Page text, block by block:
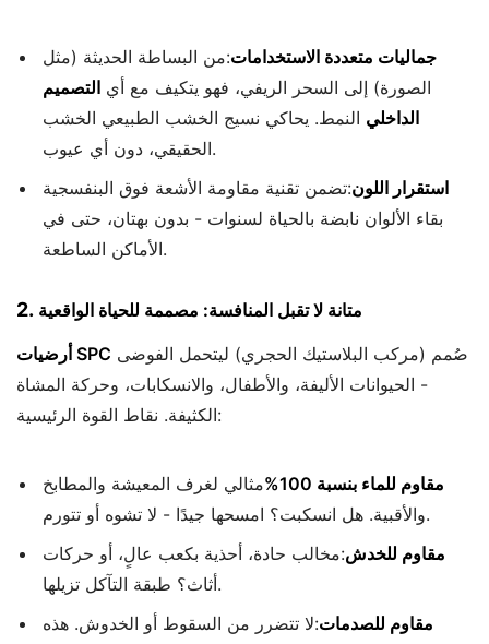
جماليات متعددة الاستخدامات:من البساطة الحديثة (مثل
الصورة) إلى السحر الريفي، فهو يتكيف مع أي التصميم
الداخلي النمط. يحاكي نسيج الخشب الطبيعي الخشب
الحقيقي، دون أي عيوب.
استقرار اللون:تضمن تقنية مقاومة الأشعة فوق البنفسجية
بقاء الألوان نابضة بالحياة لسنوات - بدون بهتان، حتى في
الأماكن الساطعة.
2. متانة لا تقبل المنافسة: مصممة للحياة الواقعية
أرضيات SPC
- الحيوانات الأليفة، والأطفال، والانسكابات، وحركة المشاة
الكثيفة. نقاط القوة الرئيسية:
مقاوم للماء بنسبة 100%
مثالي لغرف المعيشة والمطابخ
والأقبية. هل انسكبت؟ امسحها جيدًا - لا تشوه أو تتورم.
مقاوم للخدش:مخالب حادة، أحذية بكعب عالٍ، أو حركات
أثاث؟ طبقة التآكل تزيلها.
مقاوم للصدمات:لا تتضرر من السقوط أو الخدوش. هذه